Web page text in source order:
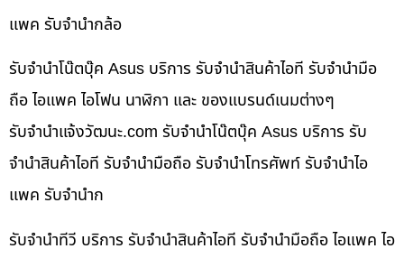
แพค รับจำนำกล้อ
รับจำนำโน๊ตบุ๊ค Asus บริการ รับจำนำสินค้าไอที รับจำนำมือ
ถือ ไอแพค ไอโฟน นาฬิกา และ ของแบรนด์เนมต่างๆ
รับจํานําแจ้งวัฒนะ.com รับจำนำโน๊ตบุ๊ค Asus บริการ รับ
จำนำสินค้าไอที รับจำนำมือถือ รับจำนำโทรศัพท์ รับจำนำไอ
แพค รับจำนำก
รับจำนำทีวี บริการ รับจำนำสินค้าไอที รับจำนำมือถือ ไอแพค ไอ